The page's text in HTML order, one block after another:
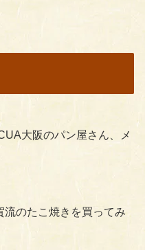
大阪のパン屋さん、メ
流のたこ焼きを買ってみ